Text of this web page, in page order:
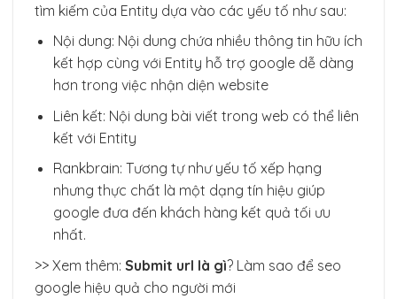
tìm kiếm của Entity dựa vào các yếu tố như sau:
Nội dung: Nội dung chứa nhiều thông tin hữu ích
kết hợp cùng với Entity hỗ trợ google dễ dàng
hơn trong việc nhận diện website
Liên kết: Nội dung bài viết trong web có thể liên
kết với Entity
Rankbrain: Tương tự như yếu tố xếp hạng
nhưng thực chất là một dạng tín hiệu giúp
google đưa đến khách hàng kết quả tối ưu
nhất.
>> Xem thêm: Submit url là gì? Làm sao để seo
google hiệu quả cho người mới